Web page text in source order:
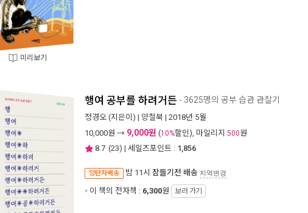
미리보기
행여 공부를 하려거든 - 3625명의 공부 습관 관찰기
정경오 (지은이) | 양철북 | 2018년 5월
10,000원 → 9,000원 (10%할인), 마일리지 500원
8.7 (23) | 세일즈포인트 : 1,856
양탄자배송 밤 11시 잠들기전 배송 지역변경
이 책의 전자책 : 6,300원 보러 가기